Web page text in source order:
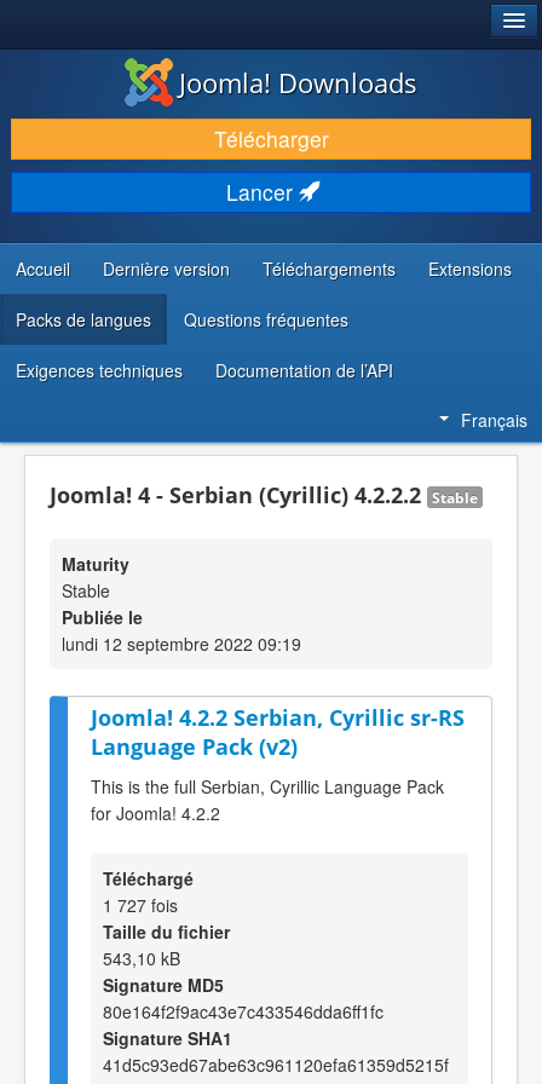
TÉLÉCHARGER & ÉTENDRE
DÉCOUVRIR & APPRENDRE
COMMUNAUTÉ & SUPPORT
RESSOURCES DÉVELOPPEURS
Joomla! Downloads
Télécharger
Lancer
Accueil Dernière version Téléchargements Extensions
Packs de langues Questions fréquentes
Exigences techniques Documentation de l’API
Français
Joomla! 4 - Serbian (Cyrillic) 4.2.2.2 Stable
Maturity
Stable
Publiée le
lundi 12 septembre 2022 09:19
Joomla! 4.2.2 Serbian, Cyrillic sr-RS
Language Pack (v2)
This is the full Serbian, Cyrillic Language Pack
for Joomla! 4.2.2
Téléchargé
1 727 fois
Taille du fichier
543,10 kB
Signature MD5
80e164f2f9ac43e7c433546dda6ff1fc
Signature SHA1
41d5c93ed67abe63c961120efa61359d5215f